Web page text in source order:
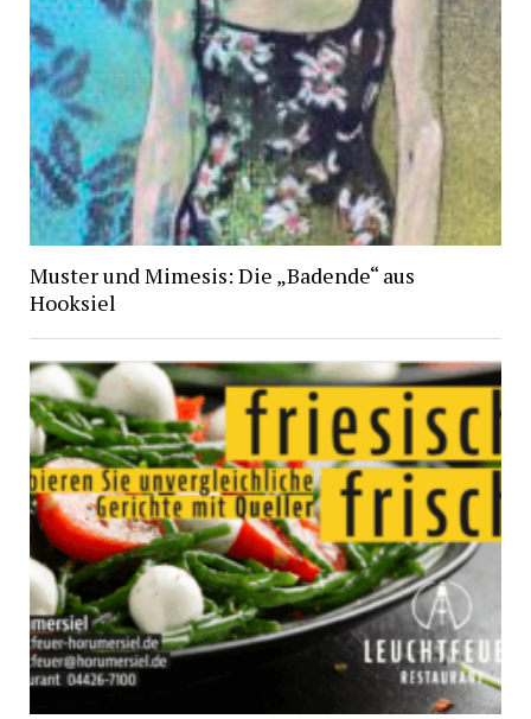
Muster und Mimesis: Die „Badende“ aus
Hooksiel